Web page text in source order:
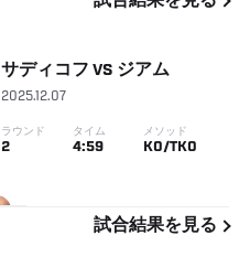
サディコフ VS ジアム
2025.12.07
ラウンド
2
タイム
4:59
メソッド
KO/TKO
試合結果を見る